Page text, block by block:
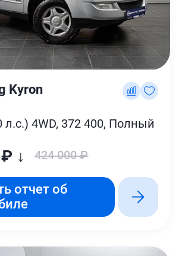
Kyron
л.с.) 4WD, 372 400, Полный
↓ 424 000 ₽
отчет об